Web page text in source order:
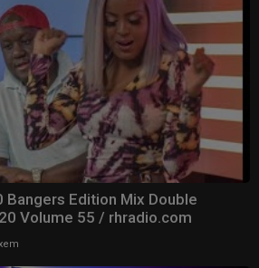
Edition Mix Double
Volume 55 / rhradio.com